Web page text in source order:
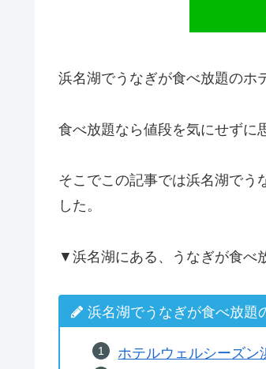
浜名湖でうなぎが食べ放題のホ
食べ放題なら値段を気にせずに
そこでこの記事では浜名湖でう
した。
▼浜名湖にある、うなぎが食べ
浜名湖でうなぎが食べ放題
ホテルウェルシーズン